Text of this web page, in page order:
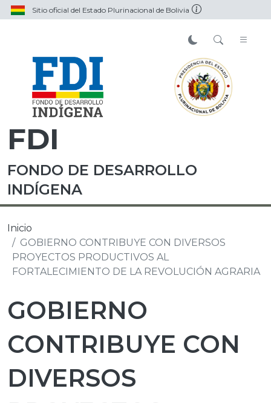
Sitio oficial del Estado Plurinacional de Bolivia
FDI
FONDO DE DESARROLLO
INDÍGENA
Inicio
GOBIERNO CONTRIBUYE CON DIVERSOS
PROYECTOS PRODUCTIVOS AL
FORTALECIMIENTO DE LA REVOLUCIÓN AGRARIA
GOBIERNO
CONTRIBUYE CON
DIVERSOS